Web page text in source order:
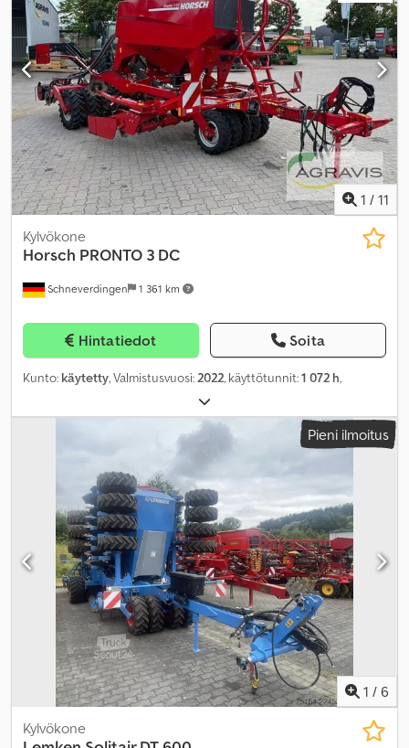
1 / 11
Schneverdingen 1 361 km
Kylvökone
Horsch PRONTO 3 DC
Hintatiedot Soita
Kunto: käytetty, Valmistusvuosi: 2022, käyttötunnit:1 072 h,
Pieni ilmoitus
1 / 6
Kylvökone